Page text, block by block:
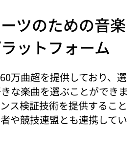
ツのための音楽
ットフォーム
万曲超を提供しており、選
な楽曲を選ぶことができま
ス検証技術を提供すること
や競技連盟とも連携してい